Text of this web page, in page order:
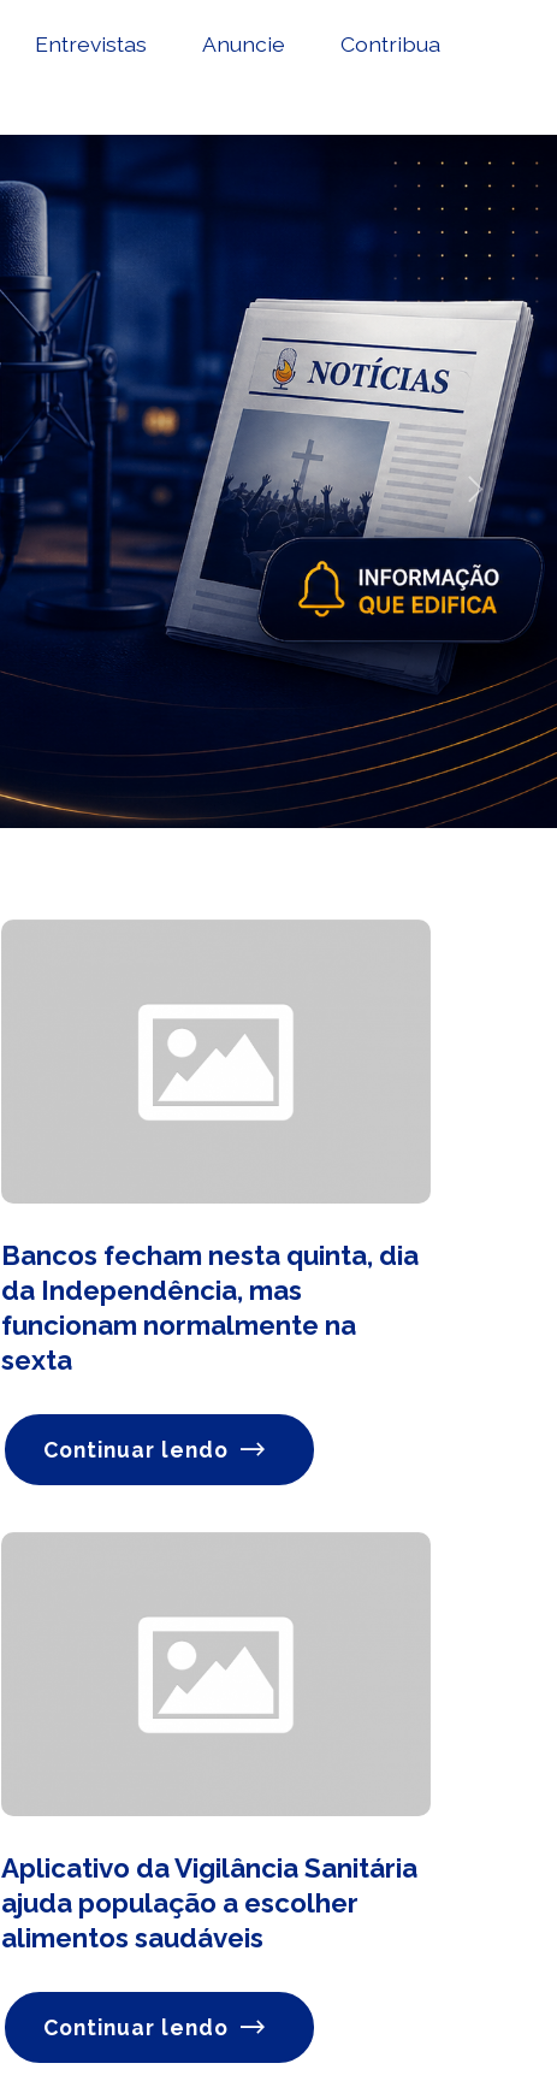
Entrevistas Anuncie
Contribua
Next
Bancos fecham nesta quinta, dia
da Independência, mas
funcionam normalmente na
sexta
Continuar lendo
Aplicativo da Vigilância Sanitária
ajuda população a escolher
alimentos saudáveis
Continuar lendo